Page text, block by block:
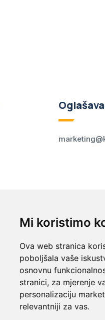
Mi koristimo
Ova web stranica
poboljšala vaše
osnovnu
stranici, za mjerenje
personalizaciju
relevantniji za vas.